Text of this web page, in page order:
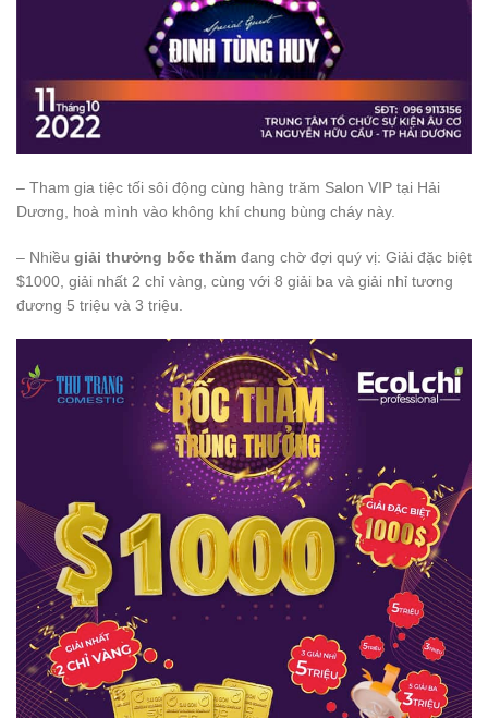
– Tham gia tiệc tối sôi động cùng hàng trăm Salon VIP tại Hải
Dương, hoà mình vào không khí chung bùng cháy này.
– Nhiều giải thưởng bốc thăm đang chờ đợi quý vị: Giải đặc biệt
$1000, giải nhất 2 chỉ vàng, cùng với 8 giải ba và giải nhỉ tương
đương 5 triệu và 3 triệu.